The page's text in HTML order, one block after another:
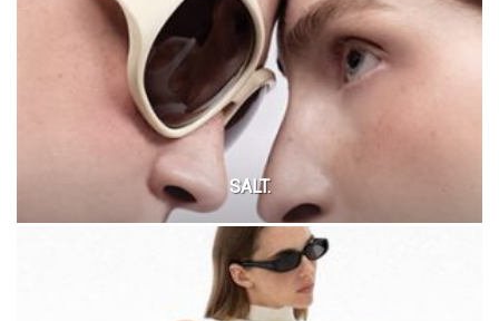
SALT.